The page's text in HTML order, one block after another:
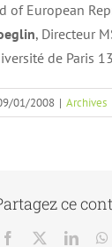
of European
, Directeur
de Paris
01/2008 | Archives
ce
Facebook